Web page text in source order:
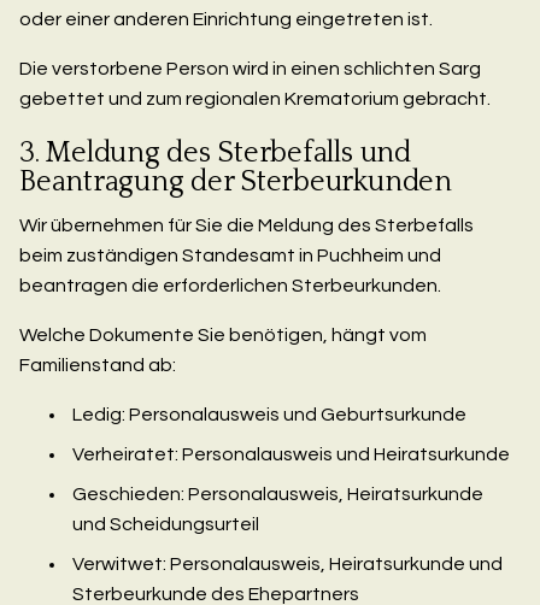
oder einer anderen Einrichtung eingetreten ist.
Die verstorbene Person wird in einen schlichten Sarg
gebettet und zum regionalen Krematorium gebracht.
3. Meldung des Sterbefalls und
Beantragung der Sterbeurkunden
Wir übernehmen für Sie die Meldung des Sterbefalls
beim zuständigen Standesamt in Puchheim und
beantragen die erforderlichen Sterbeurkunden.
Welche Dokumente Sie benötigen, hängt vom
Familienstand ab:
Ledig: Personalausweis und Geburtsurkunde
Verheiratet: Personalausweis und Heiratsurkunde
Geschieden: Personalausweis, Heiratsurkunde
und Scheidungsurteil
Verwitwet: Personalausweis, Heiratsurkunde und
Sterbeurkunde des Ehepartners